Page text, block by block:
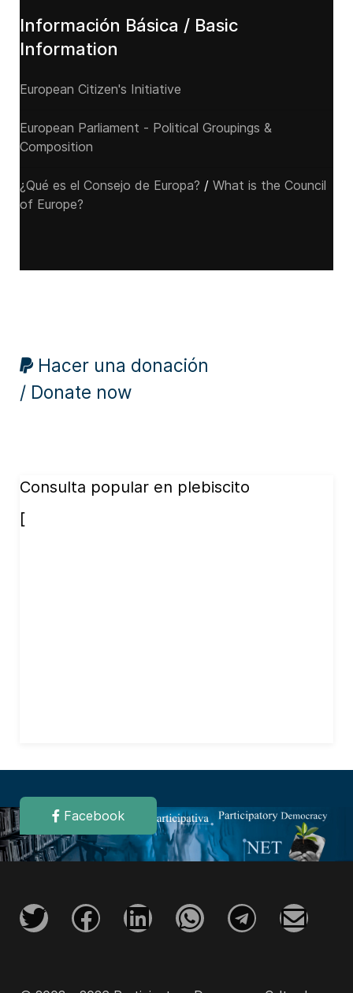
Información Básica / Basic
Information
European Citizen's Initiative
European Parliament - Political Groupings &
Composition
¿Qué es el Consejo de Europa? / What is the Council
of Europe?
Hacer una donación
/ Donate now
Consulta popular en plebiscito
[
Facebook